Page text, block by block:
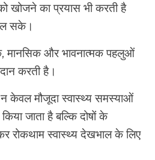
खोजने का प्रयास भी करती है
सके।
मानसिक और भावनात्मक पहलुओं
करती है।
न केवल मौजूदा स्वास्थ्य समस्याओं
जाता है बल्कि दोषों के
रोकथाम स्वास्थ्य देखभाल के लिए